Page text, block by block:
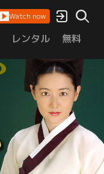
Watch now
レンタル 無料